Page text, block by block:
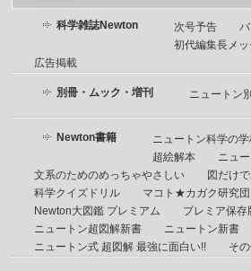
科学雑誌Newton 次号予告
初代編集長メッ
広告掲載
別冊・ムック・増刊 ニュートン
Newton書籍 ニュートン科学の
超絵解本
ニュ
文系のためのめっちゃやさしい
図だけ
科学クイズドリル
マコト★カガク研究団
Newton大図鑑 プレミアム
プレミア保存
ニュートン超図解新書
ニュートン新書
ニュートン式 超図解 最強に面白い!!
そ